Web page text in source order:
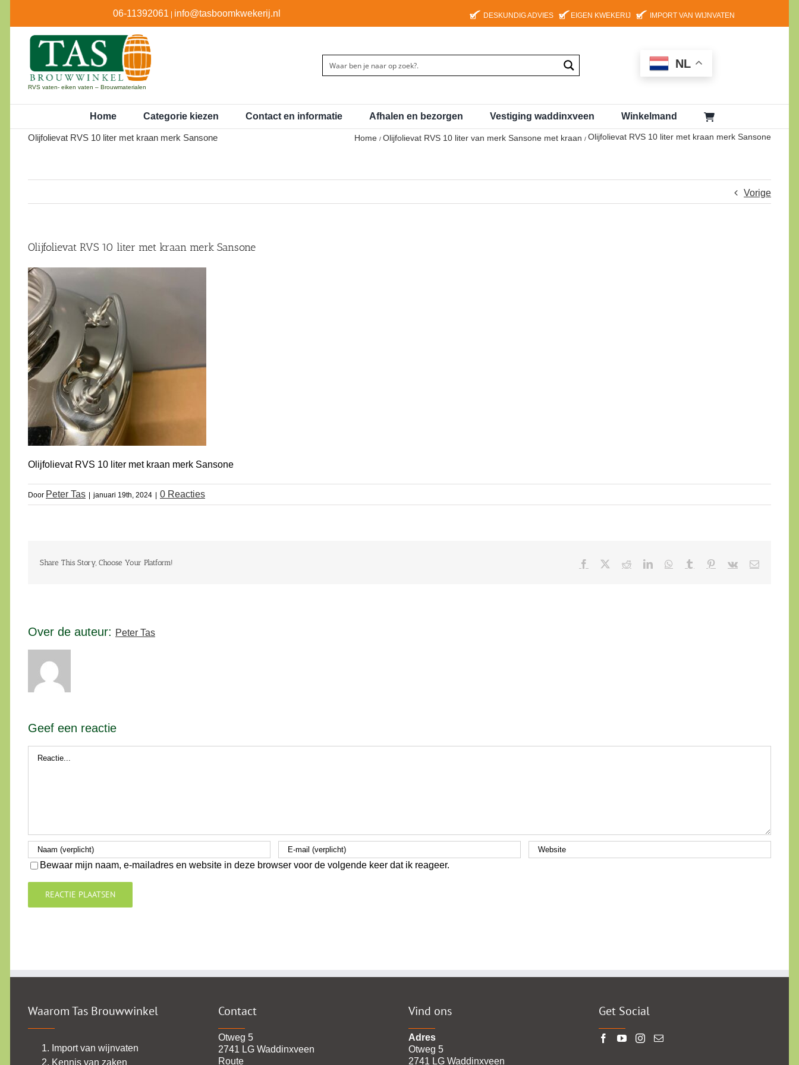
06-11392061 | info@tasboomkwekerij.nl DESKUNDIG ADVIES EIGEN KWEKERIJ IMPORT VAN WIJNVATEN
RVS vaten- eiken vaten – Brouwmaterialen
NL
Home Categorie kiezen Contact en informatie Afhalen en bezorgen Vestiging waddinxveen Winkelmand
Olijfolievat RVS 10 liter met kraan merk Sansone Home Olijfolievat RVS 10 liter van merk Sansone met kraan Olijfolievat RVS 10 liter met kraan merk Sansone
Vorige
Olijfolievat RVS 10 liter met kraan merk Sansone
Olijfolievat RVS 10 liter met kraan merk Sansone
Door Peter Tas | januari 19th, 2024 | 0 Reacties
Share This Story, Choose Your Platform! Facebook RedditLinkedInWhatsApp
Tumblr Pinterest
Vk
E-
Over de auteur: Peter Tas
Geef een reactie
Bewaar mijn naam, e-mailadres en website in deze browser voor de volgende keer dat ik reageer.
Waarom Tas Brouwwinkel
Import van wijnvaten
Kennis van zaken
Contact
Otweg 5
2741 LG Waddinxveen
Route
Vind ons
Adres
Otweg 5
2741 LG Waddinxveen
Get Social